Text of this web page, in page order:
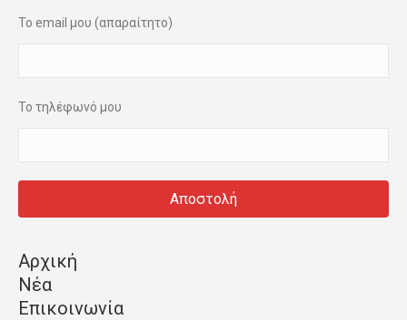
Το email μου (απαραίτητο)
Το τηλέφωνό μου
Αρχική
Νέα
Επικοινωνία